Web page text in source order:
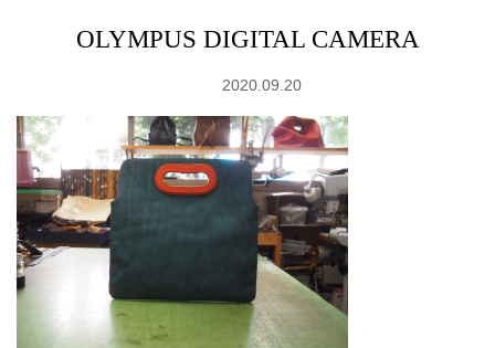
OLYMPUS DIGITAL CAMERA
2020.09.20